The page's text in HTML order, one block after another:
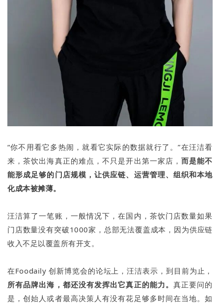
“你不用看它多热闹，就看它实际的数据就行了。”在汪洁看
来，茶饮出海真正的难点，不只是开出第一家店，而是能不
能形成足够的门店规模，让供应链、运营管理、组织和本地
化成本被摊薄。
汪洁算了一笔账，一般情况下，在国内，茶饮门店数量如果
门店数量没有突破1000家，总部无法覆盖成本，因为供应链
收入不足以覆盖所有开支。
在Foodaily 创新博览会的论坛上，汪洁表示，到目前为止，
所有品牌出海，都还没有发挥出它真正的能力。真正要问的
是，创始人或者最高决策人有没有花足够多时间在当地。如